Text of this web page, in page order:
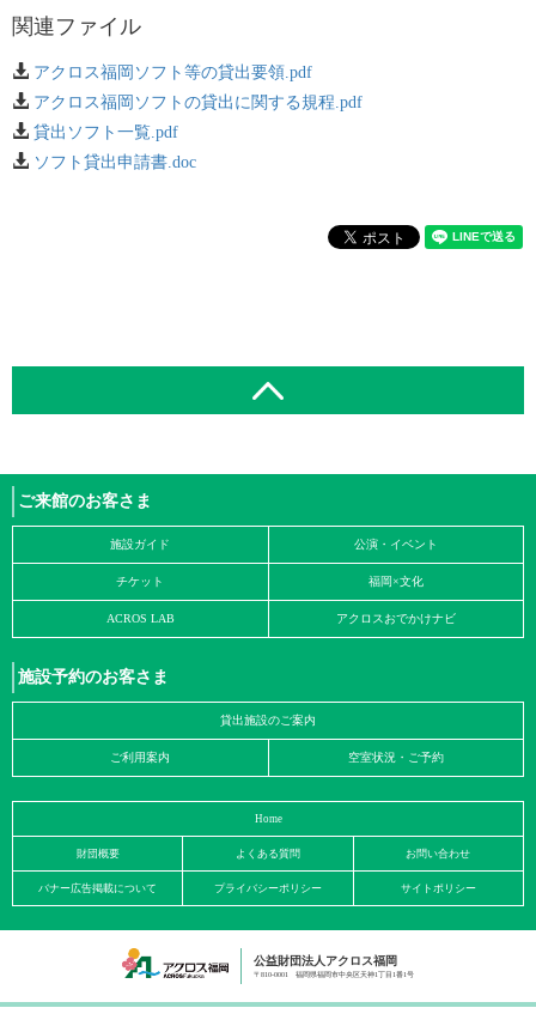
関連ファイル
アクロス福岡ソフト等の貸出要領.pdf
アクロス福岡ソフトの貸出に関する規程.pdf
貸出ソフト一覧.pdf
ソフト貸出申請書.doc
ご来館のお客さま
施設ガイド 公演・イベント
チケット 福岡×文化
ACROS LAB アクロスおでかけナビ
施設予約のお客さま
貸出施設のご案内
ご利用案内 空室状況・ご予約
Home
財団概要 よくある質問 お問い合わせ
バナー広告掲載について プライバシーポリシー サイトポリシー
公益財団法人アクロス福岡
〒810-0001 福岡県福岡市中央区天神1丁目1番1号